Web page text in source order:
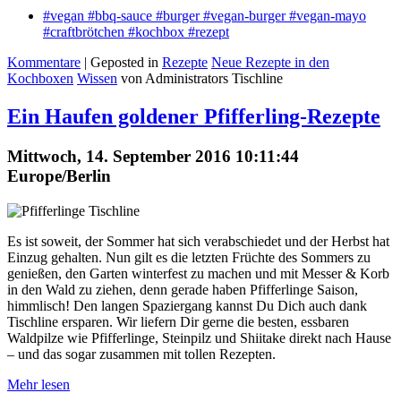
#vegan #bbq-sauce #burger #vegan-burger #vegan-mayo
#craftbrötchen #kochbox #rezept
Kommentare | Geposted in Rezepte Neue Rezepte in den
Kochboxen Wissen von Administrators Tischline
Ein Haufen goldener Pfifferling-Rezepte
Mittwoch, 14. September 2016 10:11:44
Europe/Berlin
Es ist soweit, der Sommer hat sich verabschiedet und der Herbst hat
Einzug gehalten. Nun gilt es die letzten Früchte des Sommers zu
genießen, den Garten winterfest zu machen und mit Messer & Korb
in den Wald zu ziehen, denn gerade haben Pfifferlinge Saison,
himmlisch! Den langen Spaziergang kannst Du Dich auch dank
Tischline ersparen. Wir liefern Dir gerne die besten, essbaren
Waldpilze wie Pfifferlinge, Steinpilz und Shiitake direkt nach Hause
– und das sogar zusammen mit tollen Rezepten.
Mehr lesen